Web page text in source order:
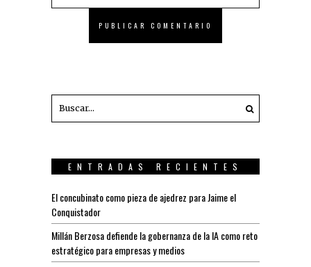
ENTRADAS RECIENTES
El concubinato como pieza de ajedrez para Jaime el
Conquistador
Millán Berzosa defiende la gobernanza de la IA como reto
estratégico para empresas y medios